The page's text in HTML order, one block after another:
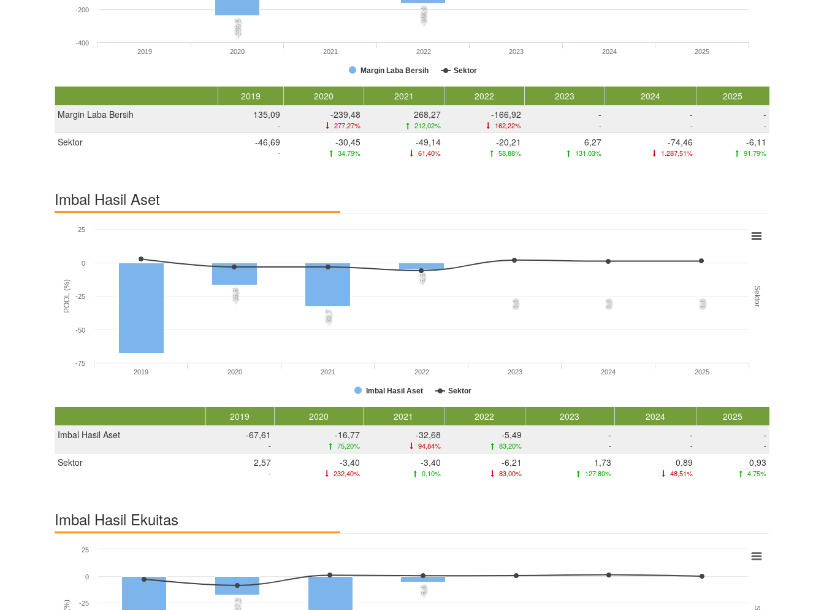
-239,5
-166,9
Margin Laba Bersih Sektor
2019 2020 2021 2022 2023 2024 2025
-400
-200
2019 2020 2021 2022 2023 2024
2025
Margin Laba Bersih
135,09
-
-239,48
277,27%
268,27
212,02%
-166,92
162,22%
-
-
-
-
-
-
Sektor -46,69
-
-30,45
34,79%
-49,14
61,40%
-20,21
58,88%
6,27
131,03%
-74,46
1.287,51%
-6,11
91,79%
Imbal Hasil Aset
POOL (%) Sektor
-16,8
-32,7
-5,5
0,0 0,0 0,0
Imbal Hasil Aset Sektor
2019 2020 2021 2022 2023 2024 2025
-75
-50
-25
0
25
2019 2020 2021 2022 2023 2024
2025
Imbal Hasil Aset
-67,61
-
-16,77
75,20%
-32,68
94,84%
-5,49
83,20%
-
-
-
-
-
-
Sektor 2,57
-
-3,40
232,40%
-3,40
0,10%
-6,21
83,00%
1,73
127,80%
0,89
48,51%
0,93
4,75%
Imbal Hasil Ekuitas
-17,2
-5,6
-25
0
25